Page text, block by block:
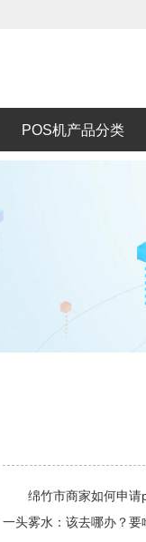
POS机产品分类
绵竹市商家如何申请
一头雾水：该去哪办？要